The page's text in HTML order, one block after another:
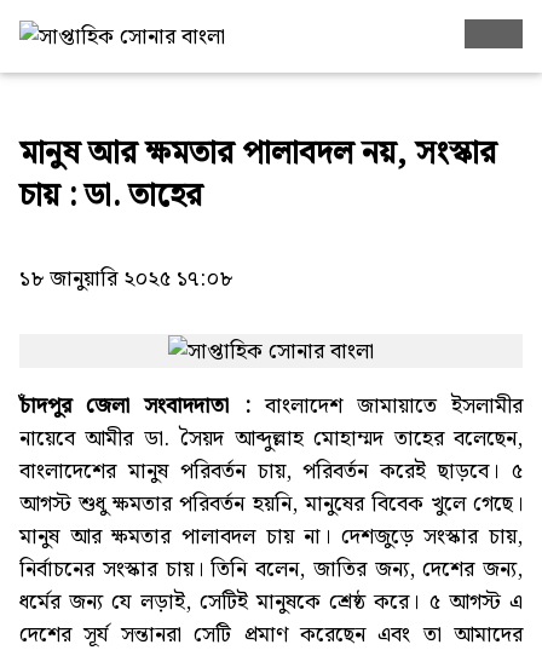
মানুষ আর ক্ষমতার পালাবদল নয়, সংস্কার
চায় : ডা. তাহের
১৮ জানুয়ারি ২০২৫ ১৭:০৮
চাঁদপুর জেলা সংবাদদাতা :বাংলাদেশ জামায়াতে ইসলামীর
নায়েবে আমীর ডা. সৈয়দ আব্দুল্লাহ মোহাম্মদ তাহের বলেছেন,
বাংলাদেশের মানুষ পরিবর্তন চায়, পরিবর্তন করেই ছাড়বে। ৫
আগস্ট শুধু ক্ষমতার পরিবর্তন হয়নি, মানুষের বিবেক খুলে গেছে।
মানুষ আর ক্ষমতার পালাবদল চায় না। দেশজুড়ে সংস্কার চায়,
নির্বাচনের সংস্কার চায়। তিনি বলেন, জাতির জন্য, দেশের জন্য,
ধর্মের জন্য যে লড়াই, সেটিই মানুষকে শ্রেষ্ঠ করে। ৫ আগস্ট এ
দেশের সূর্য সন্তানরা সেটি প্রমাণ করেছেন এবং তা আমাদের